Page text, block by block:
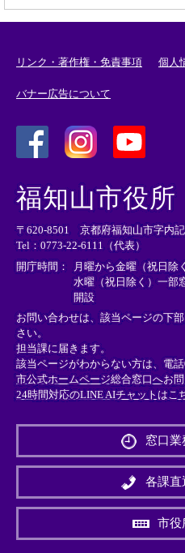
リンク・著作権・免責事項 個人
バナー広告について
外
部
リ
ン
ク
＞
外
リ
ン
ク
＞
外
部
ン
ク
＞
福知山市役所
〒620-8501 京都府福知山市字内
Tel：0773-22-6111（代表）
開庁時間：
月曜から金曜（祝日除
水曜（祝日除く）一部
開設
お問い合わせは、該当ページの下
さい。
担当課に届きます。
該当ページがわからない方は、電
市公式ホームページ総合窓口へお
24時間対応のLINE AIチャットはこ
外
リ
ン
＞
窓口業
各課直
市役